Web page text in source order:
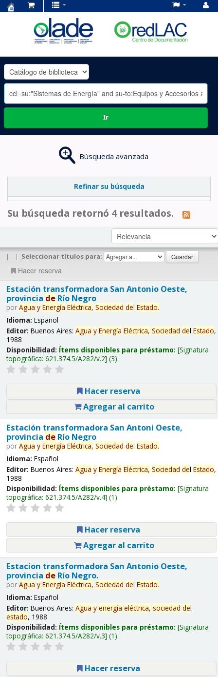
OLADE
-
Ir
Búsqueda avanzada
Refinar su búsqueda
Su búsqueda retornó 4 resultados.
| | Seleccionar títulos para:
Hacer reserva
Estación transformadora San Antonio Oeste,
provincia deRío Negro
por Agua y Energía Eléctrica, Sociedad del Estado.
Idioma: Español
Editor: Buenos Aires: Agua y Energía Eléctrica, Sociedad del Estado,
1988
Disponibilidad: Ítems disponibles para préstamo: Signatura
topográfica: 621.374.5/A282/v.2 (3).
Hacer reserva
Agregar al carrito
Estación transformadora San Antoni Oeste,
provincia deRío Negro
por Agua y Energía Eléctrica, Sociedad del Estado.
Idioma: Español
Editor: Buenos Aires: Agua y Energía Eléctrica, Sociedad del Estado,
1988
Disponibilidad: Ítems disponibles para préstamo: Signatura
topográfica: 621.374.5/A282/v.4 (1).
Hacer reserva
Agregar al carrito
Estacion transformadora San Antonio Oeste,
provincia deRío Negro.
por Agua y Energía Eléctrica, Sociedad del Estado.
Idioma: Español
Editor: Buenos Aires: Agua y energía eléctrica, sociedad del
estado, 1988
Disponibilidad: Ítems disponibles para préstamo: Signatura
topográfica: 621.374.5/A282/v.3 (1).
Hacer reserva